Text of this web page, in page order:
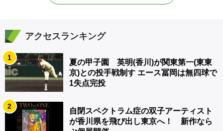
アクセスランキング
1
夏の甲子園 英明(香川)が関東第一(東東
京)との投手戦制す エース冨岡は無四球で
1失点完投
2
自閉スペクトラム症の双子アーティスト
が香川県を飛び出し東京へ！ 新作なら